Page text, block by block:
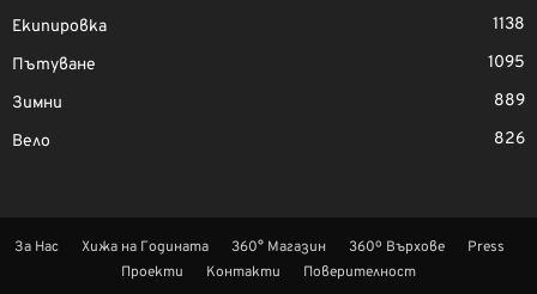
Екипировка
1138
Пътуване
1095
Зимни
889
Вело
826
За Нас Хижа на Годината 360° Магазин 360º Върхове
Press
Проекти
Контакти Поверителност